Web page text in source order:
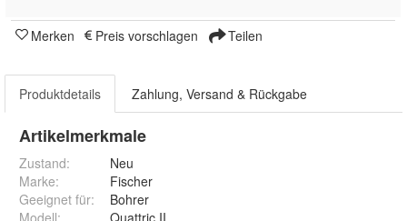
Merken Preis vorschlagen Teilen
Produktdetails Zahlung, Versand & Rückgabe
Artikelmerkmale
Zustand:
Neu
Marke:
Fischer
Geeignet für:
Bohrer